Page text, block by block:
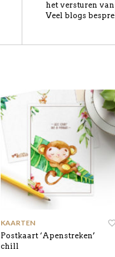
het versturen
Veel blogs
KAARTEN
Postkaart ‘Apenstreken’
chill